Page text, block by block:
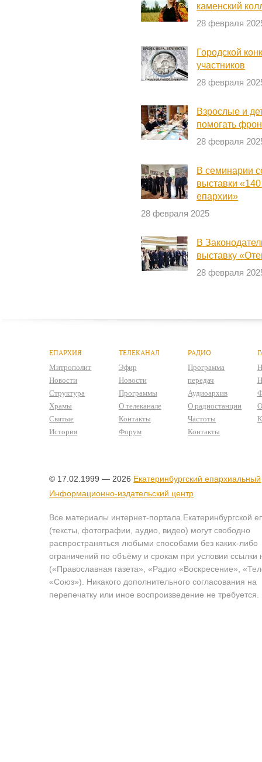
каменский
28 февраля
Городской
участников
28 февраля
Взрослые и
помогать
28 февраля
В семинарии
выставки
епархии»
28 февраля 2025
В
выставку
28 февраля
ЕПАРХИЯ
Митрополит
Новости
Структура
Храмы
Святые
История
ТЕЛЕКАНАЛ
Эфир
Новости
Программы
О телеканале
Контакты
Форум
РАДИО
Программа
передач
Аудиоархив
О радиостанции
Частоты
Контакты
© 17.02.1999 — 2026 Екатеринбургский епархиальный
Информационно-издательский центр
Все материалы интернет-портала Екатеринбургской
(тексты, фотографии, аудио, видео) могут свободно
распространяться любыми способами без каких-либо
ограничений по объёму и срокам при условии ссылки
(«Православная газета», «Радио «Воскресение»,
«Союз»). Никакого дополнительного согласования на
перепечатку или иное воспроизведение не требуется.